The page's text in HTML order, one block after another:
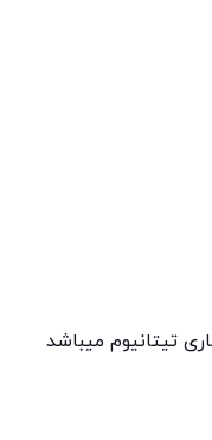
تیتانیوم میباشد